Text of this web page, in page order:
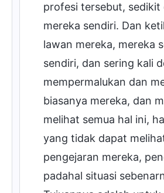
profesi tersebut, sedikit
mereka sendiri. Dan
lawan mereka, mereka
sendiri, dan sering kali
mempermalukan dan
biasanya mereka, dan
melihat semua hal ini,
yang tidak dapat
pengejaran mereka,
padahal situasi